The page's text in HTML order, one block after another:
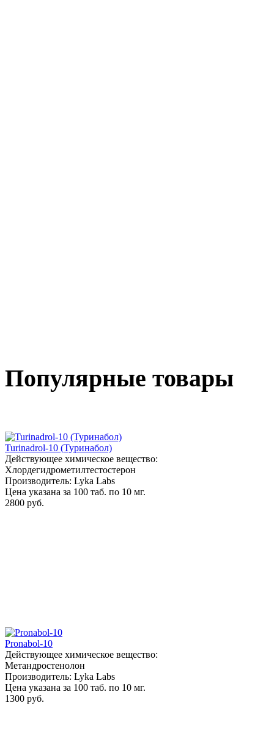
Популярные товары
Turinadrol-10 (Туринабол)
Действующее химическое вещество:
Хлордегидрометилтестостерон
Производитель: Lyka Labs
Цена указана за 100 таб. по 10 мг.
2800 руб.
Pronabol-10
Действующее химическое вещество:
Метандростенолон
Производитель: Lyka Labs
Цена указана за 100 таб. по 10 мг.
1300 руб.